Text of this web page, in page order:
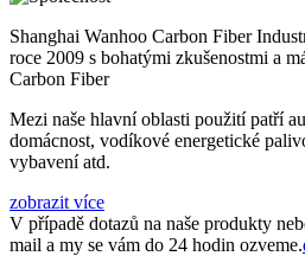
Shanghai Wanhoo Carbon Fiber
roce 2009 s bohatými zkušenostmi a
Carbon Fiber
Mezi naše hlavní oblasti použití patří
domácnost, vodíkové energetické
vybavení atd.
zobrazit více
V případě dotazů na naše produkty
mail a my se vám do 24 hodin ozveme.